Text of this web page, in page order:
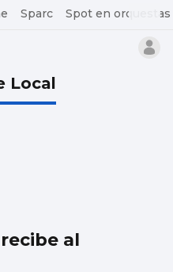
Sparc Spot en orquestas
Local
al